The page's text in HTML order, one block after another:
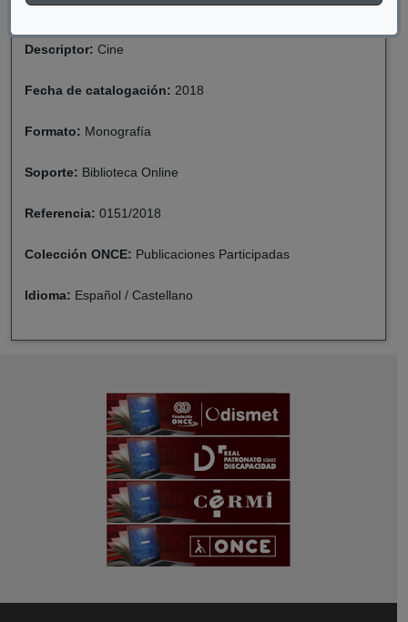
Año de publicación:2014
Descriptor: Cine
Fecha de catalogación: 2018
Formato: Monografía
Soporte: Biblioteca Online
Referencia: 0151/2018
Colección ONCE: Publicaciones Participadas
Idioma: Español / Castellano